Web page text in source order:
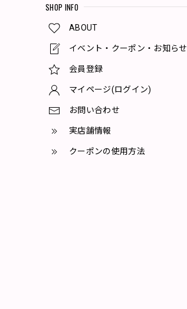
SHOP INFO
ABOUT
イベント・クーポン・お知らせ
会員登録
マイページ(ログイン)
お問い合わせ
実店舗情報
クーポンの使用方法